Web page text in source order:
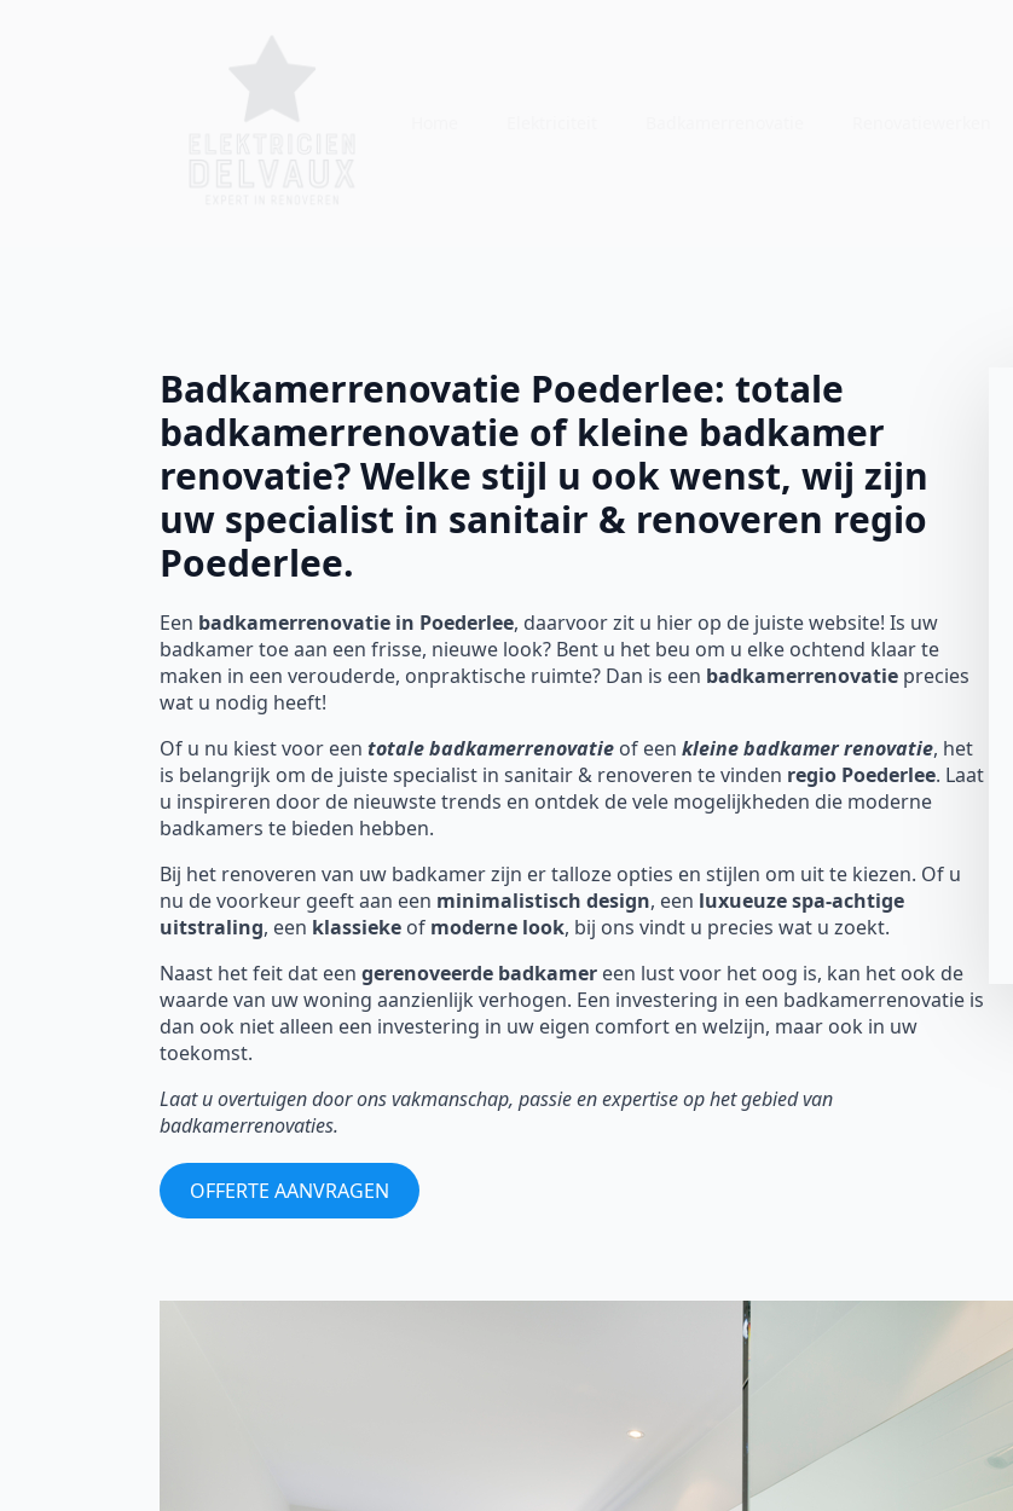
Badkamerrenovatie Poederlee: totale
badkamerrenovatie of kleine badkamer
renovatie? Welke stijl u ook wenst, wij zijn
uw specialist in sanitair & renoveren regio
Poederlee.
Een badkamerrenovatie in Poederlee, daarvoor zit u hier op de juiste website! Is uw
badkamer toe aan een frisse, nieuwe look? Bent u het beu om u elke ochtend klaar te
maken in een verouderde, onpraktische ruimte? Dan is een badkamerrenovatie precies
wat u nodig heeft!
Of u nu kiest voor een totale badkamerrenovatie of een kleine badkamer renovatie, het
is belangrijk om de juiste specialist in sanitair & renoveren te vinden regio Poederlee. Laat
u inspireren door de nieuwste trends en ontdek de vele mogelijkheden die moderne
badkamers te bieden hebben.
Bij het renoveren van uw badkamer zijn er talloze opties en stijlen om uit te kiezen. Of u
nu de voorkeur geeft aan een minimalistisch design, een luxueuze spa-achtige
uitstraling, een klassieke of moderne look, bij ons vindt u precies wat u zoekt.
Naast het feit dat een gerenoveerde badkamer een lust voor het oog is, kan het ook de
waarde van uw woning aanzienlijk verhogen. Een investering in een badkamerrenovatie is
dan ook niet alleen een investering in uw eigen comfort en welzijn, maar ook in uw
toekomst.
Laat u overtuigen door ons vakmanschap, passie en expertise op het gebied van
badkamerrenovaties.
OFFERTE AANVRAGEN